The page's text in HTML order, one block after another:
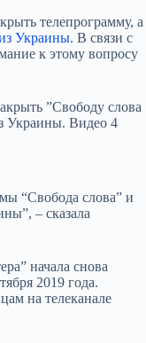
телепрограмму, а
Украины. В связи с
к этому вопросу
“Свобода слова” и
– сказала
начала снова
2019 года.
на телеканале